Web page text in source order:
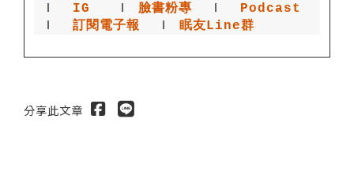
Ｉ
IG Ｉ 臉書粉專 Ｉ
Podcast
Ｉ
訂閱電子報
  Ｉ
眠友Line群
分享此文章